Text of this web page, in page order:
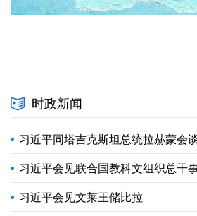
时政新闻
习近平同塔吉克斯坦总统拉赫蒙会
习近平会见联合国教科文组织总干
习近平会见文莱王储比拉